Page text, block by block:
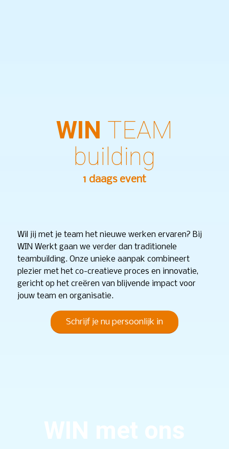
WIN TEAM
building
1 daags event
Wil jij met je team het nieuwe werken ervaren? Bij
WIN Werkt gaan we verder dan traditionele
teambuilding. Onze unieke aanpak combineert
plezier met het co-creatieve proces en innovatie,
gericht op het creëren van blijvende impact voor
jouw team en organisatie.
Schrijf je nu persoonlijk in
WIN met ons